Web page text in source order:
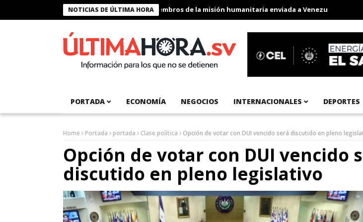
NOTICIAS DE ÚLTIMA HORA
Presidente Bukele condecora a miembros de la misión humanitaria enviada a Venezuela
PORTADA ECONOMÍA NEGOCIOS INTERNACIONALES DEPORTES
Home Portada portada Clase política Opción de votar con DUI vencido será discutido en pleno
Opción de votar con DUI vencido
discutido en pleno legislativo